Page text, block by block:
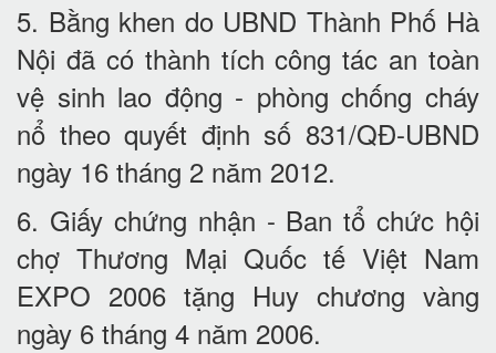
5. Bằng khen do UBND Thành Phố Hà
Nội đã có thành tích công tác an toàn
vệ sinh lao động - phòng chống cháy
nổ theo quyết định số 831/QĐ-UBND
ngày 16 tháng 2 năm 2012.
6. Giấy chứng nhận - Ban tổ chức hội
chợ Thương Mại Quốc tế Việt Nam
EXPO 2006 tặng Huy chương vàng
ngày 6 tháng 4 năm 2006.